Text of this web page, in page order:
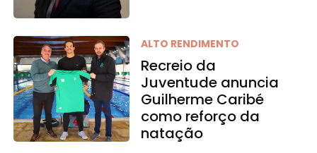
ALTO RENDIMENTO
Recreio da
Juventude anuncia
Guilherme Caribé
como reforço da
natação